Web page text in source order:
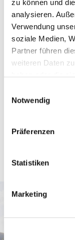
zu können und
analysieren.
Verwendung
soziale Medien,
Partner führen
weiteren Daten
Notwendig
Präferenzen
Statistiken
Marketing